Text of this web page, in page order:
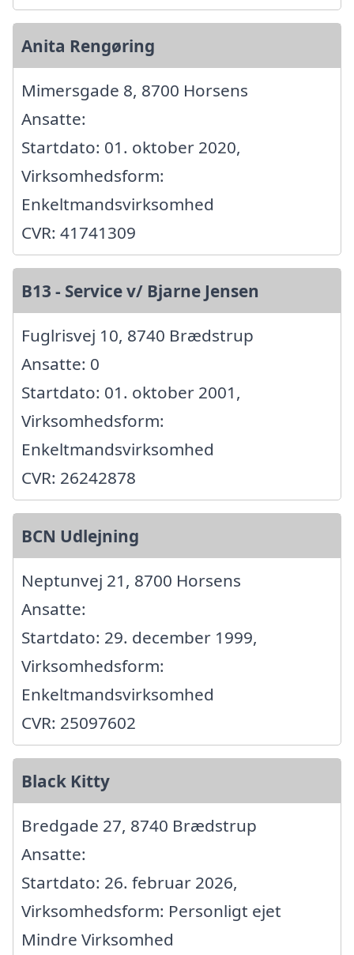
Anita Rengøring
Mimersgade 8, 8700 Horsens
Ansatte:
Startdato: 01. oktober 2020,
Virksomhedsform:
Enkeltmandsvirksomhed
CVR: 41741309
B13 - Service v/ Bjarne Jensen
Fuglrisvej 10, 8740 Brædstrup
Ansatte: 0
Startdato: 01. oktober 2001,
Virksomhedsform:
Enkeltmandsvirksomhed
CVR: 26242878
BCN Udlejning
Neptunvej 21, 8700 Horsens
Ansatte:
Startdato: 29. december 1999,
Virksomhedsform:
Enkeltmandsvirksomhed
CVR: 25097602
Black Kitty
Bredgade 27, 8740 Brædstrup
Ansatte:
Startdato: 26. februar 2026,
Virksomhedsform: Personligt ejet
Mindre Virksomhed